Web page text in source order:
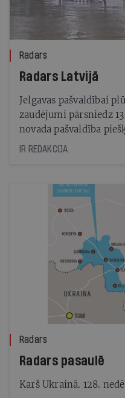
Radars
Radars Latvijā
Jelgavas pašvaldībai
zaudējumi pārsniedz
novada pašvaldība
radīto seku likvidēšanai.
IR REDAKCIJA
Radars
Radars pasaulē
Karš Ukrainā. 128.